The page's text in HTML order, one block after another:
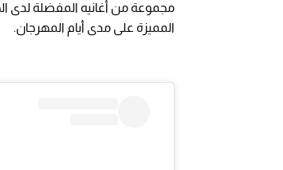
مجموعة من أغانيه المفضلة لدى
المميزة على مدى أيام المهرجان.